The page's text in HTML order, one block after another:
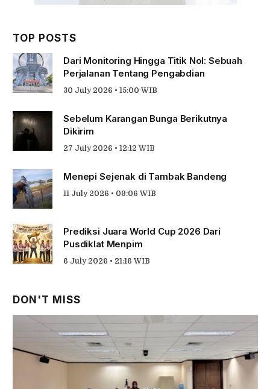
TOP POSTS
Dari Monitoring Hingga Titik Nol: Sebuah
Perjalanan Tentang Pengabdian
30 July 2026 • 15:00 WIB
Sebelum Karangan Bunga Berikutnya
Dikirim
27 July 2026 • 12:12 WIB
Menepi Sejenak di Tambak Bandeng
11 July 2026 • 09:06 WIB
Prediksi Juara World Cup 2026 Dari
Pusdiklat Menpim
6 July 2026 • 21:16 WIB
DON'T MISS